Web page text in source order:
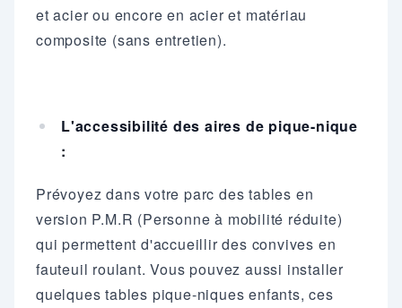
et acier ou encore en acier et matériau
composite (sans entretien).
L'accessibilité des aires de pique-nique
:
Prévoyez dans votre parc des tables en
version P.M.R (Personne à mobilité réduite)
qui permettent d'accueillir des convives en
fauteuil roulant. Vous pouvez aussi installer
quelques tables pique-niques enfants, ces